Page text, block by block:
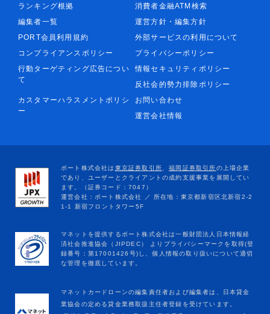
ランキング根拠
消費者金融ATM検索
編集者一覧
運営方針・編集方針
PORT会員利用規約
外部サービスの利用について
コンプライアンスポリシー
プライバシーポリシー
行動ターゲティング広告につい
て
情報セキュリティポリシー
反社会的勢力排除ポリシー
カスタマーハラスメントポリシ
ー
お問い合わせ
運営会社情報
マネットカードローンの編集責任者および編集者は、日本貸金
業協会の定める貸金業務取扱主任者登録を受けています。